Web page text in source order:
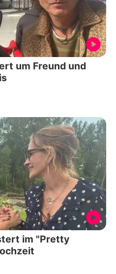
um Freund und
im "Pretty